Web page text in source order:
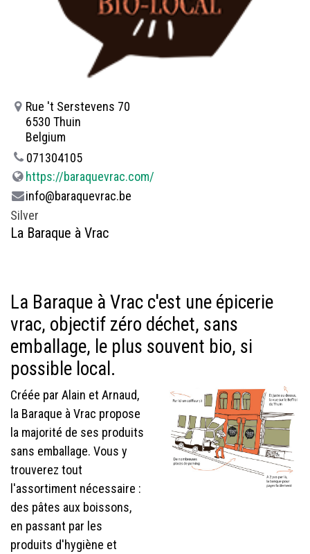
Rue 't Serstevens 70
6530 Thuin
Belgium
071304105
https://baraquevrac.com/
info@baraquevrac.be
Silver
La Baraque à Vrac
La Baraque à Vrac c'est une épicerie
vrac, objectif zéro déchet, sans
emballage, le plus souvent bio, si
possible local.
Créée par Alain et Arnaud,
la Baraque à Vrac propose
la majorité de ses produits
sans emballage. Vous y
trouverez tout
l'assortiment nécessaire :
des pâtes aux boissons,
en passant par les
produits d'hygiène et